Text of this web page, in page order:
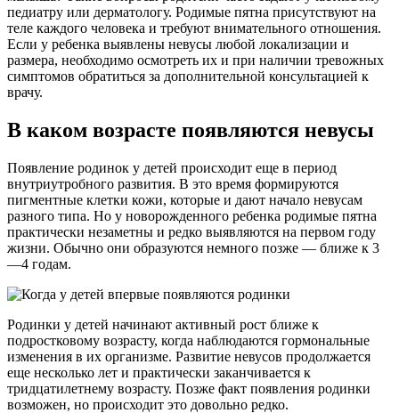
педиатру или дерматологу. Родимые пятна присутствуют на
теле каждого человека и требуют внимательного отношения.
Если у ребенка выявлены невусы любой локализации и
размера, необходимо осмотреть их и при наличии тревожных
симптомов обратиться за дополнительной консультацией к
врачу.
В каком возрасте появляются невусы
Появление родинок у детей происходит еще в период
внутриутробного развития. В это время формируются
пигментные клетки кожи, которые и дают начало невусам
разного типа. Но у новорожденного ребенка родимые пятна
практически незаметны и редко выявляются на первом году
жизни. Обычно они образуются немного позже — ближе к 3
—4 годам.
Родинки у детей начинают активный рост ближе к
подростковому возрасту, когда наблюдаются гормональные
изменения в их организме. Развитие невусов продолжается
еще несколько лет и практически заканчивается к
тридцатилетнему возрасту. Позже факт появления родинки
возможен, но происходит это довольно редко.